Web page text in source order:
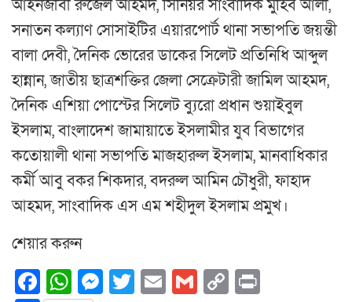
আইনজীবী রুজেল আহমদ, সিনিয়র সাংবাদিক মুহিব আলী,
সনাতন কল্যাণ সোসাইটির এয়ারপোর্ট থানা সভাপতি জয়ন্তী
বালা দেবী, দৈনিক ভোরের ডাকের সিলেট প্রতিনিধি আব্দুল
হান্নান, জাতীয় ছাত্রশক্তির জেলা সেক্রেটারী জামিল আহমদ,
দৈনিক এশিয়া পোস্টের সিলেট ব্যুরো প্রধান শুয়াইবুল
ইসলাম, বাংলাদেশ জামায়াতে ইসলামীর যুব বিভাগের
কতোয়ালী থানা সভাপতি মাজহারুল ইসলাম, মানবাধিকার
কর্মী আবু বকর শিকদার, বদরুল আমিন চৌধুরী, ফাহাদ
আহমদ, সাংবাদিক এস এম শহীদুল ইসলাম প্রমুখ।
শেয়ার করুন
Facebook
WhatsApp
Messenger
Twitter
EmailGmail
Copy